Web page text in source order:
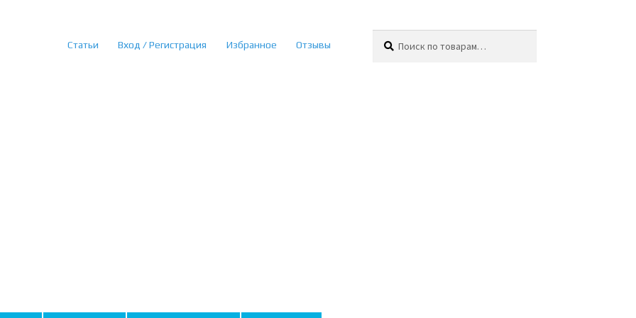
Статьи Вход / Регистрация Избранное Отзывы